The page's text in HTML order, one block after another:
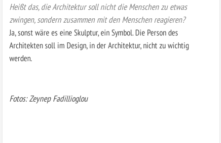
Heißt das, die Architektur soll nicht die Menschen zu etwas
zwingen, sondern zusammen mit den Menschen reagieren?
Ja, sonst wäre es eine Skulptur, ein Symbol. Die Person des
Architekten soll im Design, in der Architektur, nicht zu wichtig
werden.
Fotos: Zeynep Fadillioglou